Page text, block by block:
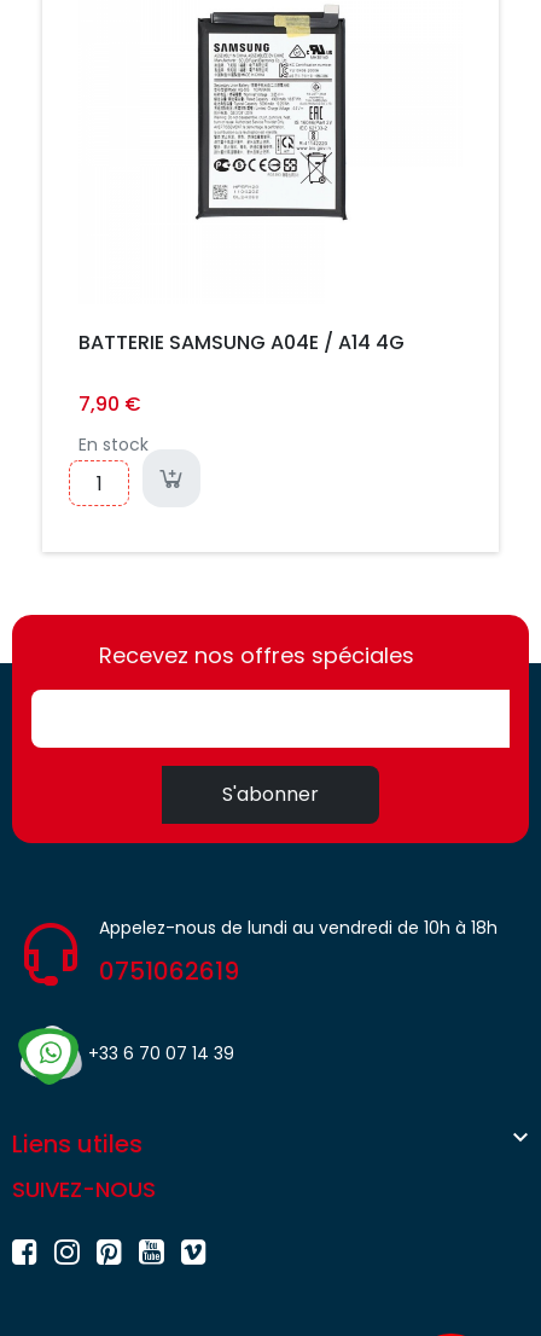
BATTERIE SAMSUNG A04E / A14 4G
7,90 €
En stock
https://france-
access.fr
https://france-
access.fr
Recevez nos offres spéciales
S'abonner
Appelez-nous de lundi au vendredi de 10h à 18h
0751062619
+33 6 70 07 14 39
Liens utiles 
SUIVEZ-NOUS